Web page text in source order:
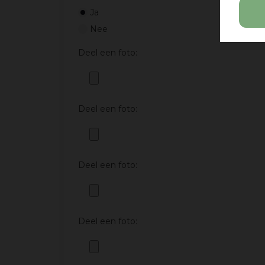
Ja
Nee
Deel een foto:
Deel een foto:
Deel een foto:
Deel een foto: